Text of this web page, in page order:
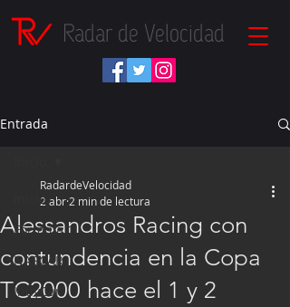
Radar de Velocidad
Entrada
Inicio
Fórmula 1
NASCAR
IndyCar
Alessandros Racing con
contundencia en la Copa
TC2000 hace el 1 y 2
RadardeVelocidad
2 abr 2 min de lectura